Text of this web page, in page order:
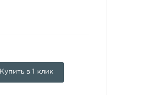
Купить в 1 клик